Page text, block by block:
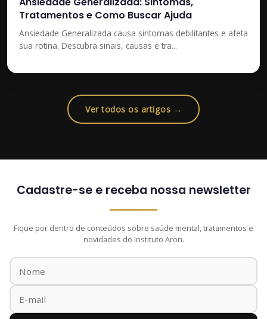
Tratamentos e Como Buscar Ajuda
Ansiedade Generalizada causa sintomas debilitantes e afeta
sua rotina. Descubra sinais, causas e tra...
Ver todos os artigos →
Cadastre-se e receba nossa newsletter
Fique por dentro de conteúdos sobre saúde mental, tratamentos e
novidades do Instituto Aron.